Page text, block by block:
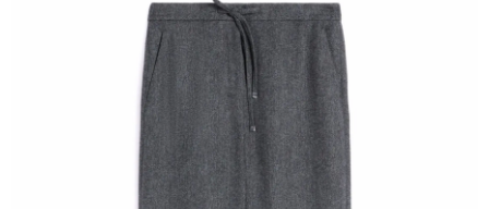
Про нас
Доставка та
оплата
Новини
Повернення
та обмін
Відкуки про
магазин
Питання та
відповіді
Контакти
Palmira Club
+38(050)4840005